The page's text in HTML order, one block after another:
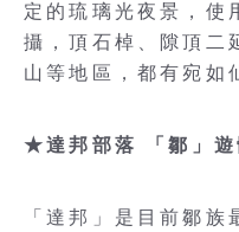
定的琉璃光夜景，使
攝，頂石棹、隙頂二
山等地區，都有宛如
★達邦部落 「鄒」遊
「達邦」是目前鄒